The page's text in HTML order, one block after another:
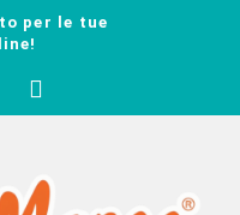
per le tue